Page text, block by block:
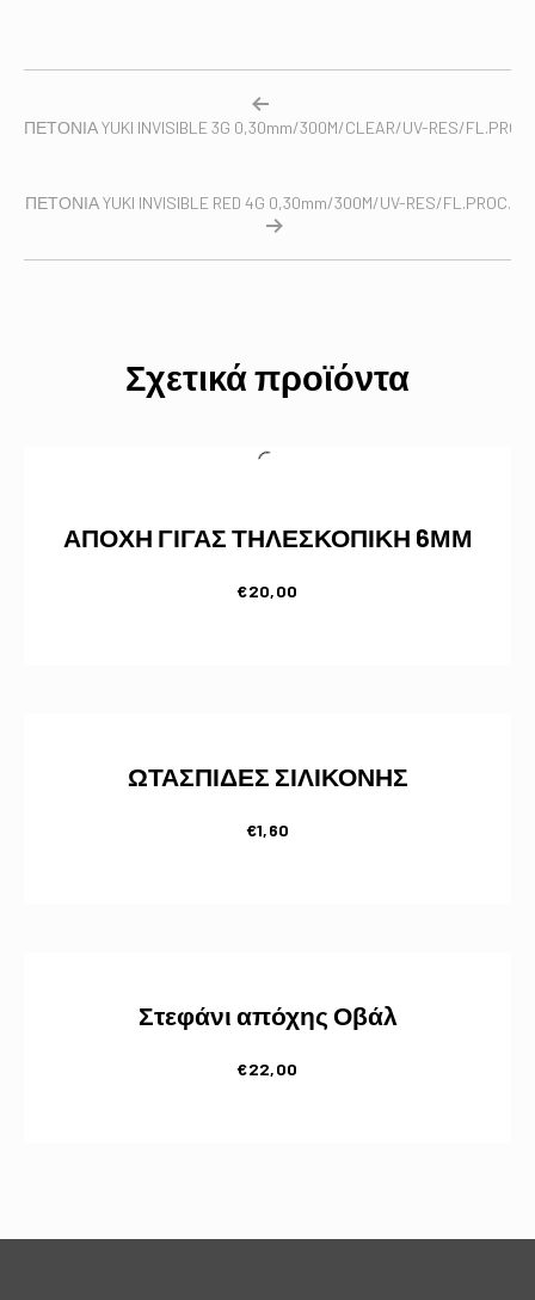
ΠΕΤΟΝΙΑ YUKI INVISIBLE 3G 0,30mm/300M/CLEAR/UV-RES/FL.PROC.
ΠΕΤΟΝΙΑ YUKI INVISIBLE RED 4G 0,30mm/300M/UV-RES/FL.PROC.
Σχετικά προϊόντα
ΑΠΟΧΗ ΓΙΓΑΣ ΤΗΛΕΣΚΟΠΙΚΗ 6ΜΜ
€20,00
ΩΤΑΣΠΙΔΕΣ ΣΙΛΙΚΟΝΗΣ
€1,60
Στεφάνι απόχης Οβάλ
€22,00